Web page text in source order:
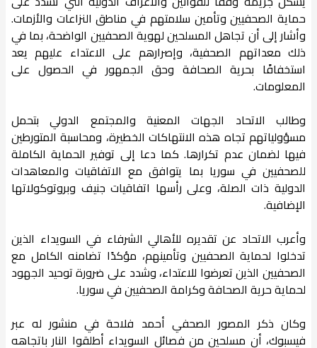
حماية الصحفيين وتأمين سلامتهم في مناطق النزاعات والأزمات.
وأشار إلى أن تجاهل المسلحين لهوية الصحفيين الواضحة، بما في
ذلك معداتهم الصحفية، وإصرارهم على الاعتداء عليهم يعد
استخفافًا بحرية الصحافة وحق الجمهور في الحصول على
المعلومات.
وطالب الاتحاد الجهات المعنية والمجتمع الدولي بتحمل
مسؤولياتهم تجاه هذه الانتهاكات الخطيرة، ومحاسبة المتورطين
فيها لضمان عدم تكرارها. كما دعا إلى توفير الحماية الكاملة
للصحفيين في سوريا بما يتوافق مع الاتفاقيات والمعاهدات
الدولية ذات الصلة، وعلى رأسها اتفاقيات جنيف وبروتوكولاتها
الإضافية.
وأعرب الاتحاد عن تقديره للأهالي الشرفاء في السويداء الذين
تدخلوا لحماية الصحفيين وتأمينهم، مؤكدًا تضامنه الكامل مع
الصحفيين الذين تعرضوا للاعتداء، وشدد على ضرورة توحيد الجهود
لحماية حرية الصحافة وكرامة الصحفيين في سوريا.
وكان ذكر المصور الصحفي أحمد فلاحة في منشور له عبر
فيسبوك، أن مسلحين من فصائل السويداء أطلقوا النار باتجاهه